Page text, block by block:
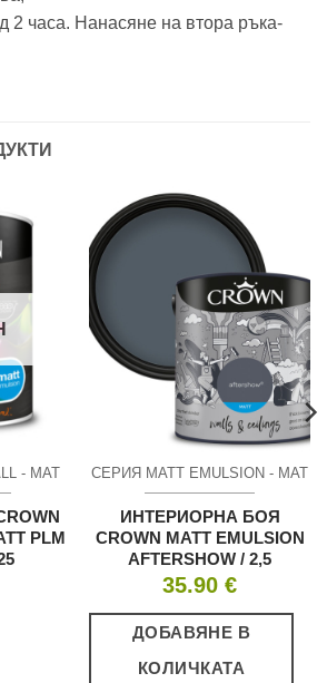
2 часа. Нанасяне на втора ръка-
- МАТ
PLM
СЕРИЯ MATT EMULSION - МАТ
ИНТЕРИОРНА БОЯ
CROWN MATT EMULSION
AFTERSHOW / 2,5
35.90 €
ДОБАВЯНЕ В
КОЛИЧКАТА